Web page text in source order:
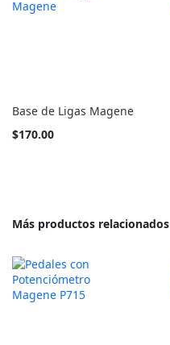
Base de Ligas Magene
$170.00
Más productos relacionados